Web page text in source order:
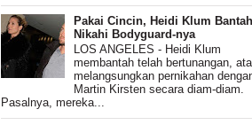
Pakai Cincin, Heidi Klum Bantah
Nikahi Bodyguard-nya
LOS ANGELES - Heidi Klum
membantah telah bertunangan,
melangsungkan pernikahan
Martin Kirsten secara diam-diam.
Pasalnya, mereka...